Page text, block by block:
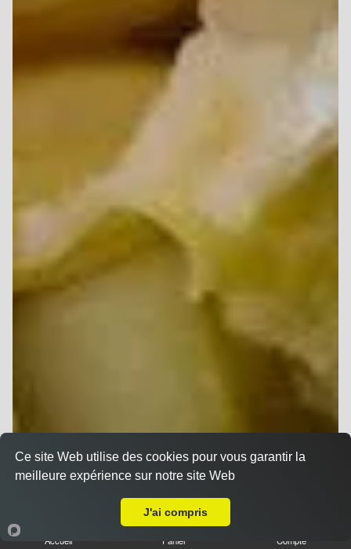
Accueil Panier Compte
Ce site Web utilise des cookies pour vous garantir la
meilleure expérience sur notre site Web
J'ai compris